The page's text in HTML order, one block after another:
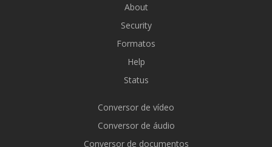
About
Security
Formatos
Help
Status
Conversor de vídeo
Conversor de áudio
Conversor de documentos